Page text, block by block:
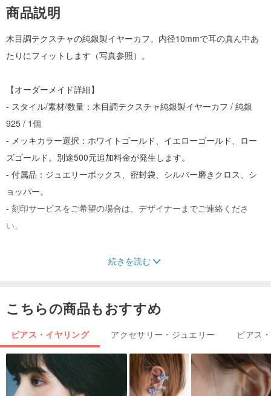
商品説明
木目調テクスチャの純銀製イヤーカフ。内径10mmで耳の真ん中あ
たりにフィットします（写真参照）。
【オーダーメイド詳細】
- スタイル/素材/数量：木目調テクスチャ純銀製イヤーカフ / 純銀
925 / 1個
- メッキカラー選択：ホワイトゴールド、イエローゴールド、ロー
ズゴールド。別途500元追加料金が発生します。
- 付属品：ジュエリーボックス、密封袋、シルバー磨きクロス、シ
ョッパー。
- 刻印サービスをご希望の場合は、デザイナーまでご連絡くださ
い。
い。商品はご入金確認後に製作を開始いたします。ご注文・ご入金
後にリングサイズの変更をご希望される場合、別途修正費用が発生
します。刻印部分の変更はできません。
続きを読む
こちらの商品もおすすめ
ピアス・イヤリング アクセサリー・ジュエリー ピアス